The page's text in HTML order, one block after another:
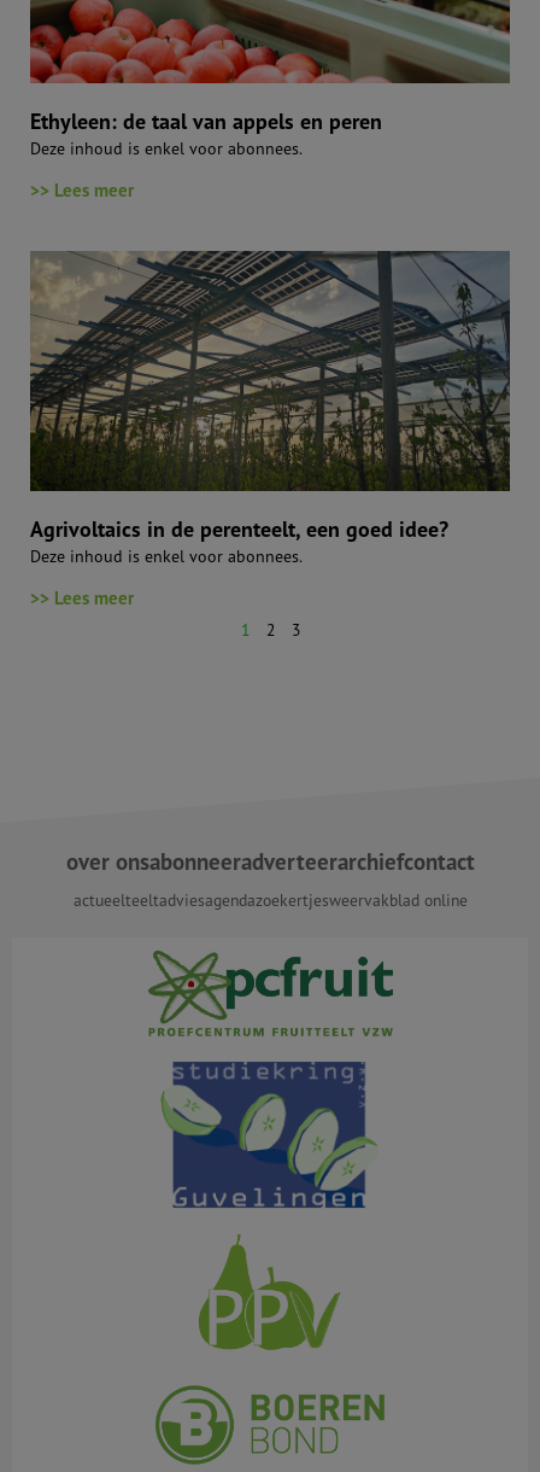
Ethyleen: de taal van appels en peren
Deze inhoud is enkel voor abonnees.
>> Lees meer
Agrivoltaics in de perenteelt, een goed idee?
Deze inhoud is enkel voor abonnees.
>> Lees meer
1 2 3
over onsabonneeradverteerarchiefcontact
actueelteeltadviesagendazoekertjesweervakblad online